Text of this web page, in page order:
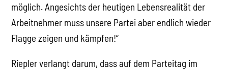
möglich. Angesichts der heutigen Lebensrealität der
Arbeitnehmer muss unsere Partei aber endlich wieder
Flagge zeigen und kämpfen!“
Riepler verlangt darum, dass auf dem Parteitag im